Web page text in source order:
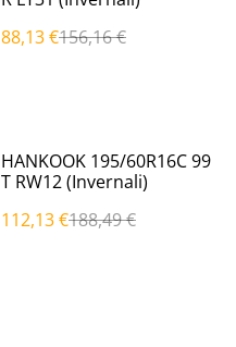
88,13 €156,16 €
%
HANKOOK 195/60R16C 99
T RW12 (Invernali)
112,13 €188,49 €